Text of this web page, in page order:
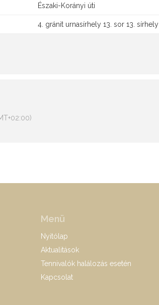
Északi-Korányi úti
4. gránit urnasírhely 13. sor 13. sírhely
Menü
Nyitólap
Aktualitások
Tennivalók halálozás esetén
Kapcsolat